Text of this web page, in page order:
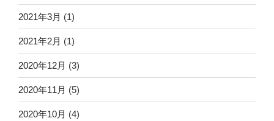
2021年3月 (1)
2021年2月 (1)
2020年12月 (3)
2020年11月 (5)
2020年10月 (4)